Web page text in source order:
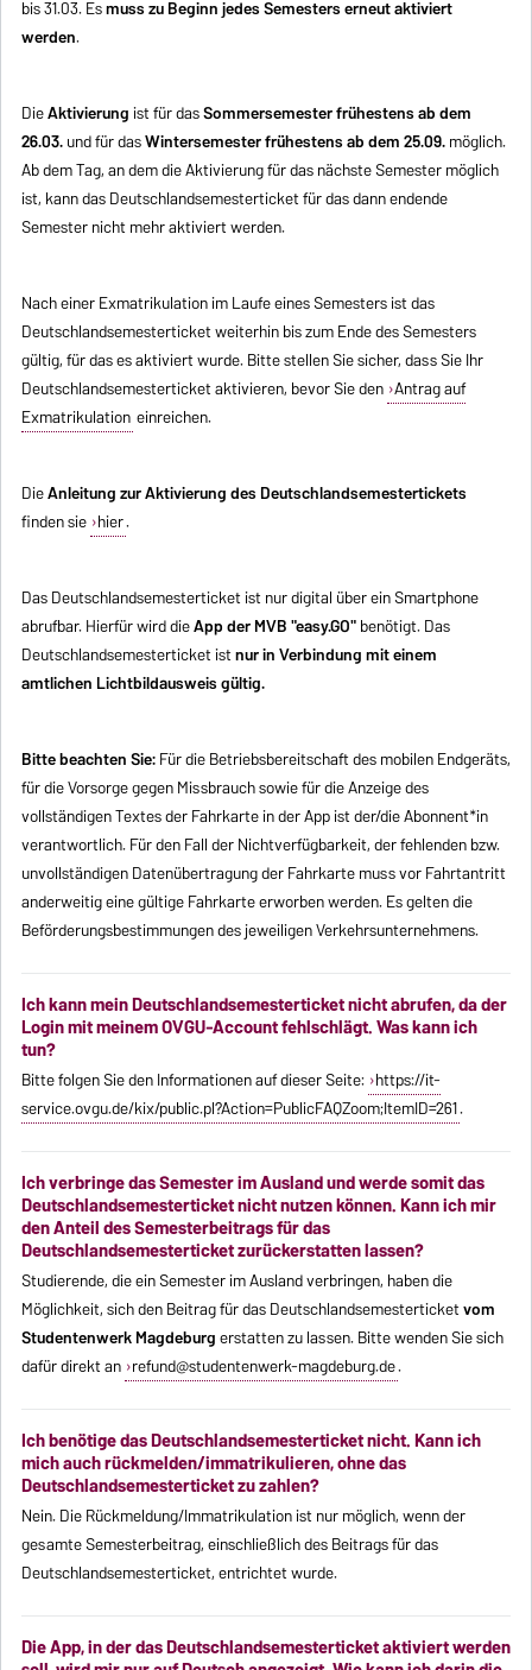
bis 31.03. Esmuss zu Beginn jedes Semesters erneut aktiviert
werden.
DieAktivierungist für dasSommersemester frühestens ab dem
26.03.und für dasWintersemester frühestens ab dem 25.09.möglich.
Ab dem Tag, an dem die Aktivierung für das nächste Semester möglich
ist, kann das Deutschlandsemesterticket für das dann endende
Semester nicht mehr aktiviert werden.
Nach einer Exmatrikulation im Laufe eines Semesters ist das
Deutschlandsemesterticket weiterhin bis zum Ende des Semesters
gültig, für das es aktiviert wurde. Bitte stellen Sie sicher, dass Sie Ihr
Deutschlandsemesterticket aktivieren, bevor Sie den Antrag auf
Exmatrikulation einreichen.
DieAnleitung zur Aktivierung des Deutschlandsemestertickets
finden sie hier.
Das Deutschlandsemesterticket ist nur digital über ein Smartphone
abrufbar. Hierfür wird dieApp der MVB "easy.GO"benötigt. Das
Deutschlandsemesterticket istnur in Verbindung mit einem
amtlichen Lichtbildausweisgültig.
Bitte beachten Sie:Für die Betriebsbereitschaft des mobilen Endgeräts,
für die Vorsorge gegen Missbrauch sowie für die Anzeige des
vollständigen Textes der Fahrkarte in der App ist der/die Abonnent*in
verantwortlich. Für den Fall der Nichtverfügbarkeit, der fehlenden bzw.
unvollständigen Datenübertragung der Fahrkarte muss vor Fahrtantritt
anderweitig eine gültige Fahrkarte erworben werden. Es gelten die
Beförderungsbestimmungen des jeweiligen Verkehrsunternehmens.
Ich kann mein Deutschlandsemesterticket nicht abrufen, da der
Login mit meinem OVGU-Account fehlschlägt. Was kann ich
tun?
Bitte folgen Sie den Informationen auf dieser Seite: https://it-
service.ovgu.de/kix/public.pl?Action=PublicFAQZoom;ItemID=261.
Ich verbringe das Semester im Ausland und werde somit das
Deutschlandsemesterticket nicht nutzen können. Kann ich mir
den Anteil des Semesterbeitrags für das
Deutschlandsemesterticket zurückerstatten lassen?
Studierende, die ein Semester im Ausland verbringen, haben die
Möglichkeit, sich den Beitrag für das Deutschlandsemesterticketvom
Studentenwerk Magdeburgerstatten zu lassen. Bitte wenden Sie sich
dafür direkt an refund@studentenwerk-magdeburg.de.
Ich benötige das Deutschlandsemesterticket nicht. Kann ich
mich auch rückmelden/immatrikulieren, ohne das
Deutschlandsemesterticket zu zahlen?
Nein. Die Rückmeldung/Immatrikulation ist nur möglich, wenn der
gesamte Semesterbeitrag, einschließlich des Beitrags für das
Deutschlandsemesterticket, entrichtet wurde.
Die App, in der das Deutschlandsemesterticket aktiviert werden